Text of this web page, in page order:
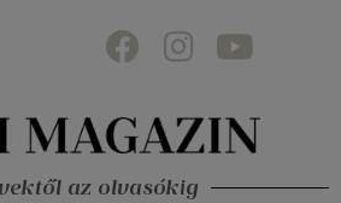
az olvasókig